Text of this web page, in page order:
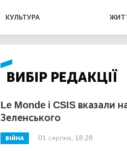
КУЛЬТУРА
ВИБІР РЕДАКЦІЇ
Le Monde і CSIS вказали
Зеленського
ВІЙНА 01 серпня, 18:28